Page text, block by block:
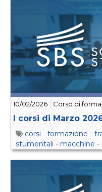
10/02/2026 Corso di
I corsi di Marzo
corsi - formazione -
stumentali - macchine -